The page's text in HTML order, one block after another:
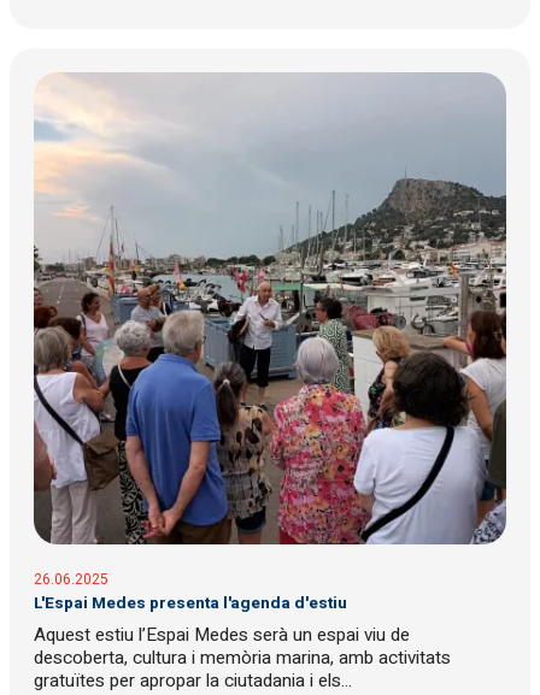
26.06.2025
L'Espai Medes presenta l'agenda d'estiu
Aquest estiu l’Espai Medes serà un espai viu de
descoberta, cultura i memòria marina, amb activitats
gratuïtes per apropar la ciutadania i els...